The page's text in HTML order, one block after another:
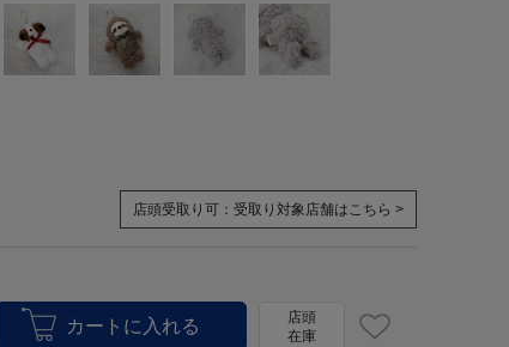
店頭受取り可： 受取り対象店舗はこちら >
店頭
在庫